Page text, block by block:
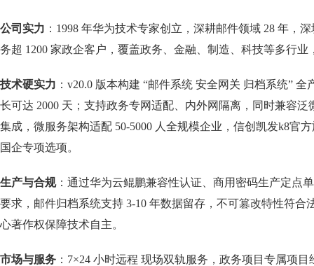
公司实力 ：1998 年华为技术专家创立，深耕邮件领域 28 年，
务超 1200 家政企客户，覆盖政务、金融、制造、科技等多行业
技术硬实力 ：v20.0 版本构建 “邮件系统 安全网关 归档系统”
长可达 2000 天；支持政务专网适配、内外网隔离，同时兼容泛
集成，微服务架构适配 50-5000 人全规模企业，信创凯发k8官
国企专项选项。
生产与合规：通过华为云鲲鹏兼容性认证、商用密码生产定点
要求，邮件归档系统支持 3-10 年数据留存，不可篡改特性符合
心著作权保障技术自主。
市场与服务 ：7×24 小时远程 现场双轨服务，政务项目专属项